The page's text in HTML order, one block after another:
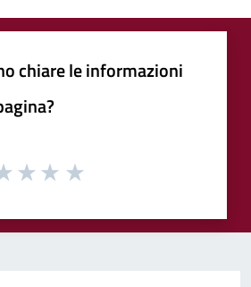
chiare le informazioni